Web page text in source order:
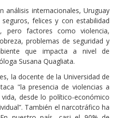
análisis internacionales, Uruguay
felices y con estabilidad
pero factores como violencia,
problemas de seguridad y
que impacta a nivel de
Susana Quagliata.
la docente de la Universidad de
"la presencia de violencias a
desde lo político-económico
También el narcotráfico ha